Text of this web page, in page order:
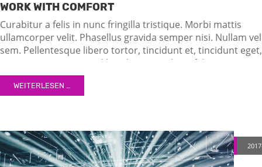
WORK WITH COMFORT
Curabitur a felis in nunc fringilla tristique. Morbi mattis
ullamcorper velit. Phasellus gravida semper nisi. Nullam vel
sem. Pellentesque libero tortor, tincidunt et, tincidunt eget,
semper nec, quam. Sed hendrerit. Morbi ac felis. Nunc
egestas, augue at pellentesque laoreet.
WEITERLESEN …